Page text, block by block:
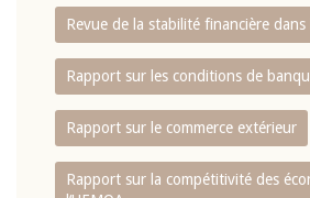
Revue de la stabilité financière dans
Rapport sur les conditions de
Rapport sur le commerce extérieur
Rapport sur la compétitivité des